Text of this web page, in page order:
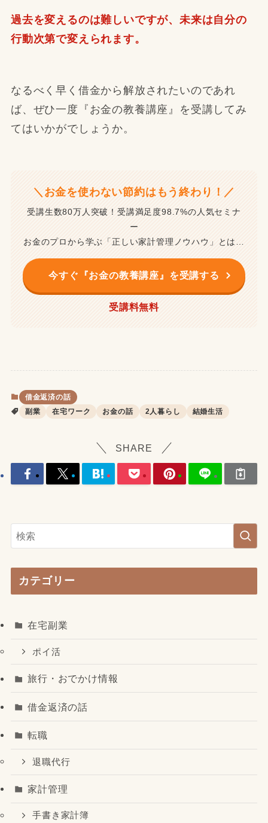
過去を変えるのは難しいですが、未来は自分の
行動次第で変えられます。
なるべく早く借金から解放されたいのであれ
ば、ぜひ一度『お金の教養講座』を受講してみ
てはいかがでしょうか。
＼お金を使わない節約はもう終わり！／
受講生数80万人突破！受講満足度98.7%の人気セミナ
ー
お金のプロから学ぶ「正しい家計管理ノウハウ」とは…
今すぐ『お金の教養講座』を受講する
受講料無料
借金返済の話
副業
在宅ワーク お金の話 2人暮らし 結婚生活
SHARE
カテゴリー
在宅副業
ポイ活
旅行・おでかけ情報
借金返済の話
転職
退職代行
家計管理
手書き家計簿